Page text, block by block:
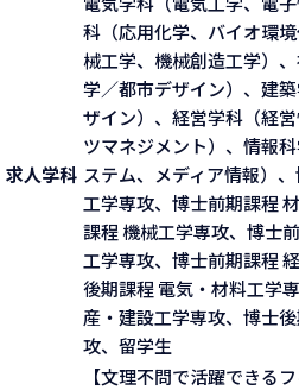
求人学科
科（応用化学、バイオ環
械工学、機械創造工学）
学／都市デザイン）、建
ザイン）、経営学科（経
ツマネジメント）、情報
ステム、メディア情報）
工学専攻、博士前期課程
課程 機械工学専攻、博士
工学専攻、博士前期課程
後期課程 電気・材料工学
産・建設工学専攻、博士
攻、留学生
【文理不問で活躍できる